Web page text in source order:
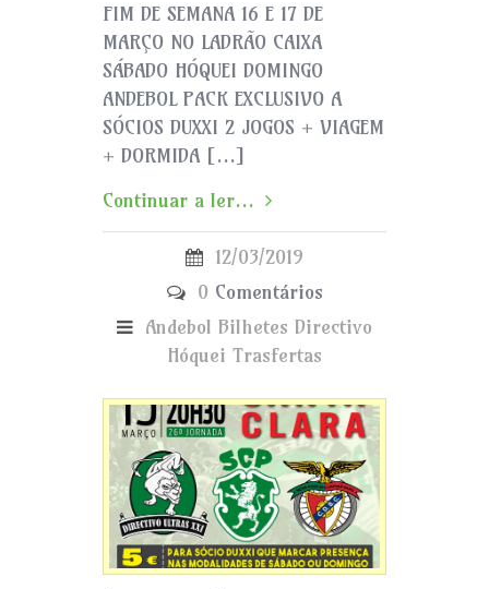
FIM DE SEMANA 16 E 17 DE
MARÇO NO LADRÃO CAIXA
SÁBADO HÓQUEI DOMINGO
ANDEBOL PACK EXCLUSIVO A
SÓCIOS DUXXI 2 JOGOS + VIAGEM
+ DORMIDA […]
Continuar a ler...
12/03/2019
0 Comentários
Andebol Bilhetes Directivo
Hóquei Trasfertas